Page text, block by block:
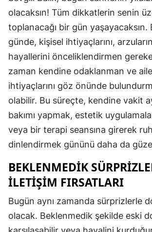
olacaksın! Tüm dikkatlerin senin
toplanacağı bir gün yaşayacaksın.
günde, kişisel ihtiyaçlarını,
hayallerini önceliklendirmen
zaman kendine odaklanman ve
ihtiyaçlarını göz önünde
olabilir. Bu süreçte, kendine vakit
bakımı yapmak, estetik
veya bir terapi seansına girerek
dinlendirmek gününü daha da
BEKLENMEDIK
İLETIŞIM FIRSATLARI
Bugün aynı zamanda sürprizlerle
olacak. Beklenmedik şekilde eski